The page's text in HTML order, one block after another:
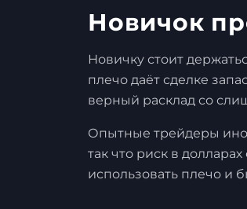
Новичок
Новичку стоит
плечо даёт сделке
верный расклад со
Опытные трейдеры
так что риск в
использовать плечо и